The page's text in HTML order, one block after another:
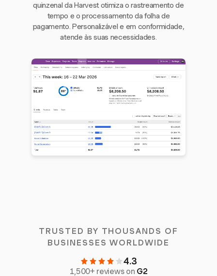
quinzenal da Harvest otimiza o rastreamento de
tempo e o processamento da folha de
pagamento. Personalizável e em conformidade,
atende às suas necessidades.
TRUSTED BY THOUSANDS OF
BUSINESSES WORLDWIDE
4.3
1,500+ reviews on G2